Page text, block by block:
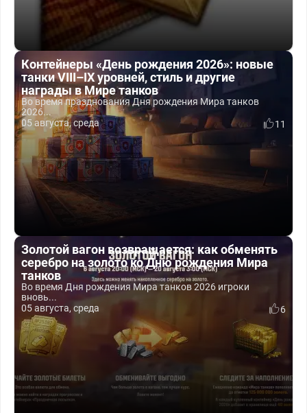
Контейнеры «День рождения 2026»: новые
танки VIII–IX уровней, стиль и другие
награды в Мире танков
Во время празднования Дня рождения Мира танков
2026...
05 августа, среда
11
Золотой вагон возвращается: как обменять
серебро на золото ко Дню рождения Мира
танков
Во время Дня рождения Мира танков 2026 игроки
вновь...
05 августа, среда
6